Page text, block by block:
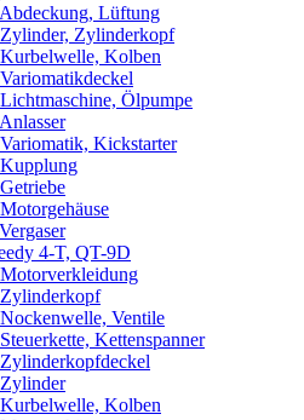
Lüftung
Zylinderkopf
Kolben
Ölpumpe
Kickstarter
4-T, QT-9D
Ventile
Kettenspanner
Kolben